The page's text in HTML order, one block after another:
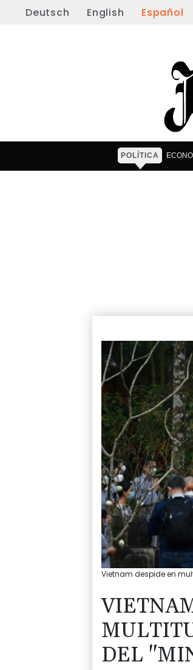
Deutsch English Español
POLÍTICA
Vietnam despide en
DEL